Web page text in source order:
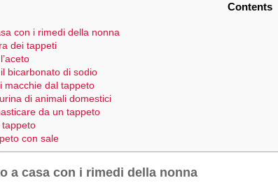
Contents
con i rimedi della nonna
dei tappeti
bicarbonato di sodio
macchie dal tappeto
di animali domestici
da un tappeto
con sale
a casa con i rimedi della nonna